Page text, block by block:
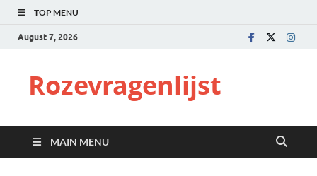
TOP MENU
August 7, 2026
Rozevragenlijst
MAIN MENU